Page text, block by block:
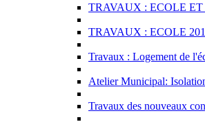
TRAVAUX : ECOLE
TRAVAUX : ECOLE
Travaux : Logement de
Atelier Municipal:
Travaux des nouveaux